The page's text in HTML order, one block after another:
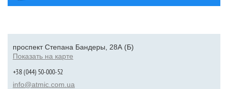
проспект Степана Бандеры, 28А (Б)
Показать на карте
+38 (044) 50-000-52
info@atmic.com.ua